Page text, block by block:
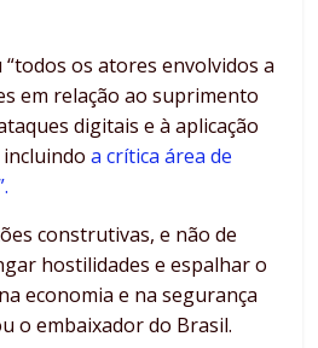
os atores envolvidos a
em relação ao suprimento
digitais e à aplicação
incluindoa crítica área de
construtivas, e não de
hostilidades e espalhar o
economia e na segurança
o embaixador do Brasil.